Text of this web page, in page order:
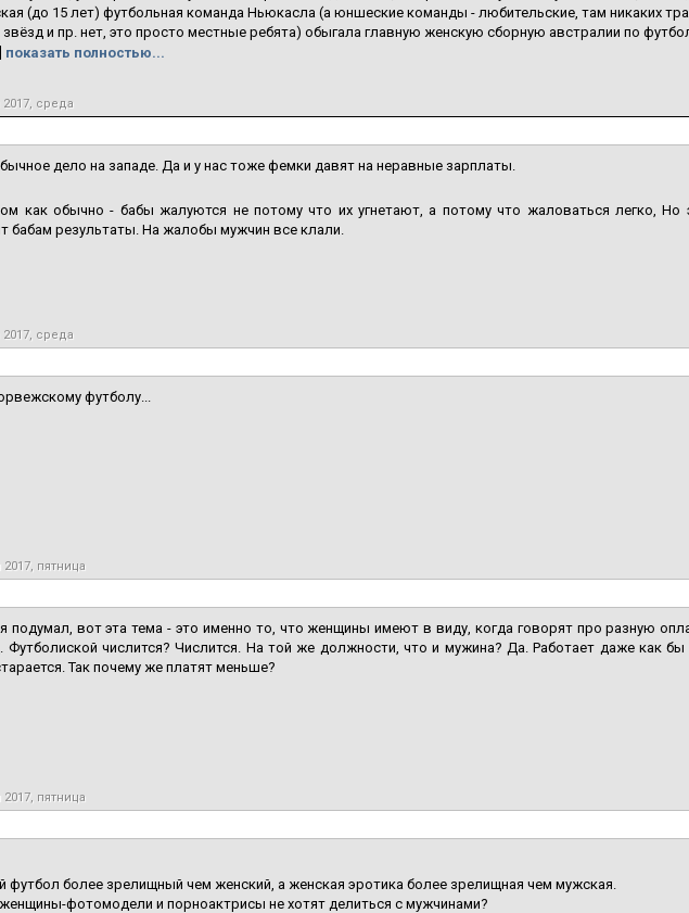
(до 15 лет) футбольная команда Ньюкасла (а юншеские команды - любительские, там никаких
звёзд и пр. нет, это просто местные ребята) обыгала главную женскую сборную австралии по
показать полностью...
2017, среда
дело на западе. Да и у нас тоже фемки давят на неравные зарплаты.
как обычно - бабы жалуются не потому что их угнетают, а потому что жаловаться легко, Но
бабам результаты. На жалобы мужчин все клали.
2017, среда
футболу...
пятница
подумал, вот эта тема - это именно то, что женщины имеют в виду, когда говорят про разную
Футболиской числится? Числится. На той же должности, что и мужина? Да. Работает даже как
Так почему же платят меньше?
пятница
футбол более зрелищный чем женский, а женская эротика более зрелищная чем мужская.
фотомодели и порноактрисы не хотят делиться с мужчинами?